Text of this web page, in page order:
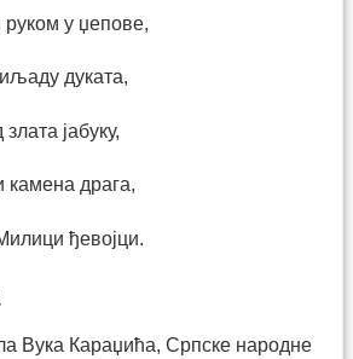
у џепове,
дуката,
јабуку,
драга,
ђевојци.
Вука Караџића, Српске народне